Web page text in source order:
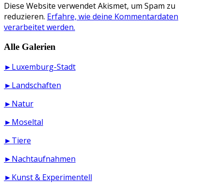
Diese Website verwendet Akismet, um Spam zu
reduzieren. Erfahre, wie deine Kommentardaten
verarbeitet werden.
Alle Galerien
►Luxemburg-Stadt
►Landschaften
►Natur
►Moseltal
►Tiere
►Nachtaufnahmen
►Kunst & Experimentell